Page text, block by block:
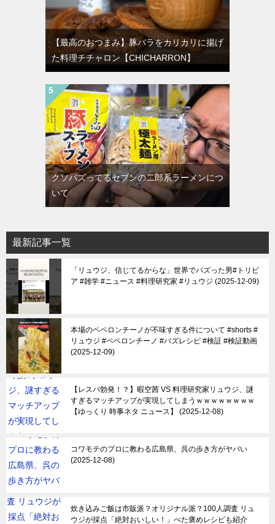
【最高のおつまみ】豚バラをカリカリに揚げ
た料理チチャロン【CHICHARRON】
クソバズってるセブンの二郎系ラーメンにつ
いて
最新記事一覧
「リュウジ、信じてるからな」世界でバズった男#トリビ
ア #雑学 #ニュース #料理研究家 #リュウジ 2025-12-09
本場のペペロンチーノが不味すぎる件について #shorts #
リュウジ #ペペロンチーノ #バズレシピ #検証 #検証動画
2025-12-09
【レスバ勃発！？】暇空茜 VS 料理研究家リュウジ、謎
すぎるマッチアップが実現してしまうｗｗｗｗｗｗｗｗ
【ゆっくり 時事ネタ ニュース】
2025-12-08
コワモテのプロに教わる広島県、呉の歩き方がヤバい
2025-12-08
炊き込みご飯は市販派？オリジナル派？100人調査 リュ
ウジが採点「絶対おいしい！」べた褒めレシピも紹介